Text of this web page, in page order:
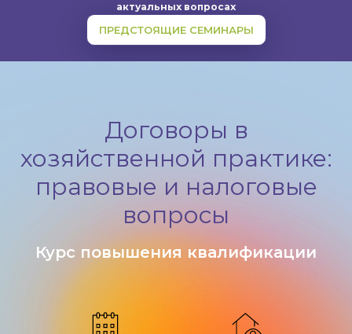
актуальных вопросах
ПРЕДСТОЯЩИЕ СЕМИНАРЫ
Договоры в
хозяйственной практике:
правовые и налоговые
вопросы
Курс повышения квалификации